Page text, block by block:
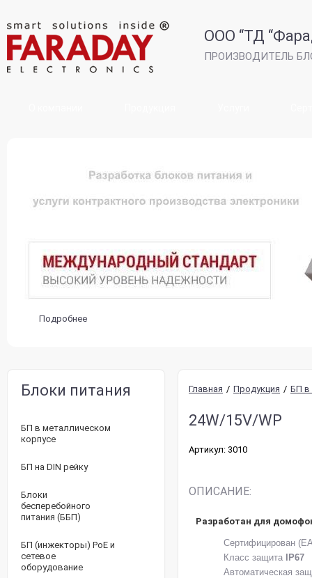
ООО “ТД
ПРОИЗВОДИТЕЛЬ
Подробнее
Блоки питания
БП в металлическом
корпусе
БП на DIN рейку
Блоки
бесперебойного
питания (ББП)
БП (инжекторы) PoE и
сетевое
оборудование
Главная / Продукция / БП в
24W/15V/WP
Артикул: 3010
ОПИСАНИЕ:
Разработан для
Сертифицирован
Класс защита
IP67
Автоматическая